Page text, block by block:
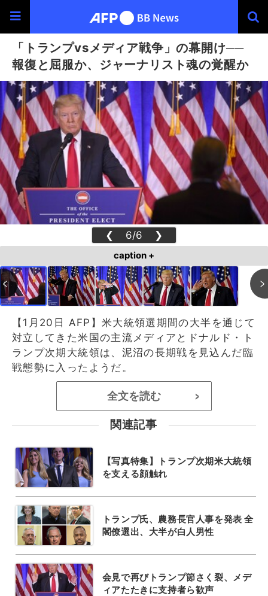
「トランプvsメディア戦争」の幕開け──
報復と屈服か、ジャーナリスト魂の覚醒か
❮ 6/6 ❯
caption +
【1月20日 AFP】米大統領選期間の大半を通じて
対立してきた米国の主流メディアとドナルド・ト
ランプ次期大統領は、泥沼の長期戦を見込んだ臨
戦態勢に入ったようだ。
全文を読む >
関連記事
【写真特集】トランプ次期米大統領
を支える顔触れ
トランプ氏、農務長官人事を発表 全
閣僚選出、大半が白人男性
会見で再びトランプ節さく裂、メデ
ィアたたきに支持者ら歓声